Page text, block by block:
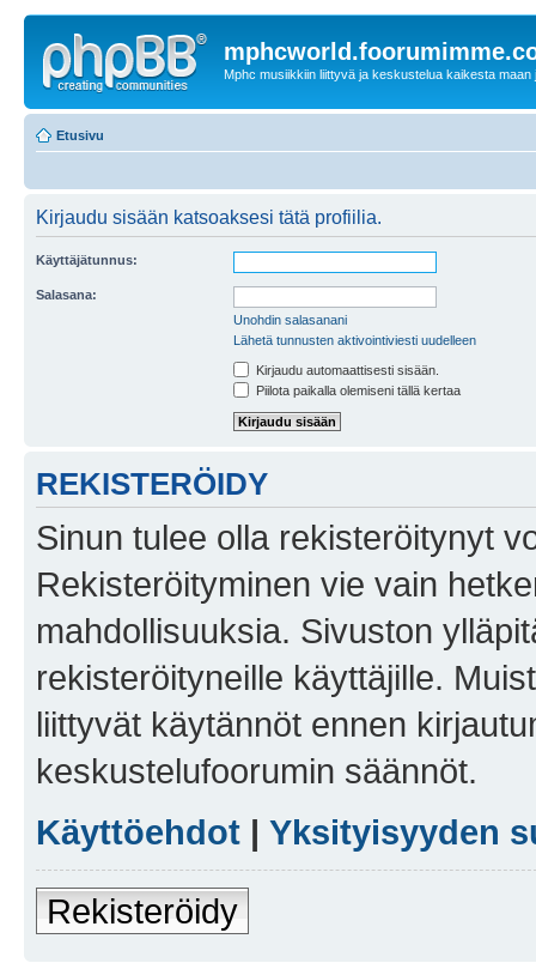
Mphc musiikkiin liittyvä ja keskustelua kaikesta maan
Etusivu
Kirjaudu sisään katsoaksesi tätä profiilia.
Käyttäjätunnus:
Salasana:
Unohdin salasanani
Lähetä tunnusten aktivointiviesti uudelleen
Kirjaudu automaattisesti sisään.
Piilota paikalla olemiseni tällä kertaa
REKISTERÖIDY
Sinun tulee olla rekisteröitynyt
Rekisteröityminen vie vain
mahdollisuuksia. Sivuston
rekisteröityneille käyttäjille.
liittyvät käytännöt ennen
keskustelufoorumin säännöt.
Käyttöehdot | Yksityisyyden
Rekisteröidy